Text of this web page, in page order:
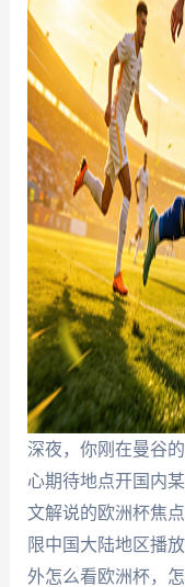
深夜，你刚在曼谷
心期待地点开国内
文解说的欧洲杯焦
限中国大陆地区播
外怎么看欧洲杯，